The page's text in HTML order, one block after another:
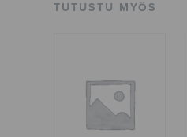
TUTUSTU MYÖS